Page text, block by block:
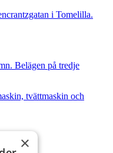
i Tomelilla.
Belägen på tredje
tvättmaskin och
×